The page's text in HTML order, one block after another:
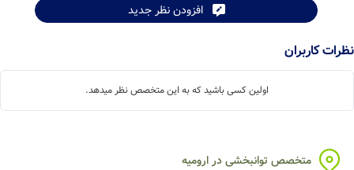
افزودن نظر جدید
کاربران
اولین کسی باشید که به این متخصص نظر میدهد.
متخصص توانبخشی در ارومیه